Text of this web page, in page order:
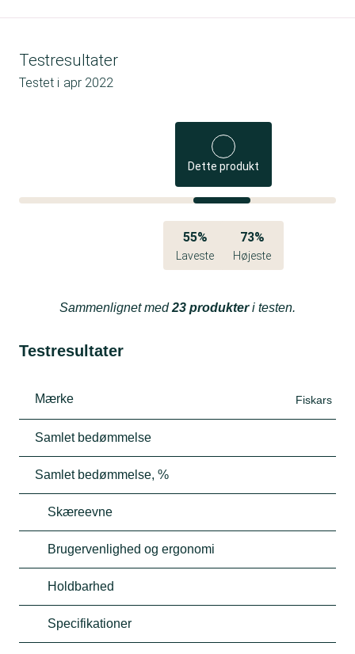
Testresultater
Testet i apr 2022
Dette produkt
55%
Laveste
73%
Højeste
Sammenlignet med23 produkteri testen.
Testresultater
Mærke Fiskars
Samlet bedømmelse
Samlet bedømmelse, %
Skæreevne
Brugervenlighed og ergonomi
Holdbarhed
Specifikationer